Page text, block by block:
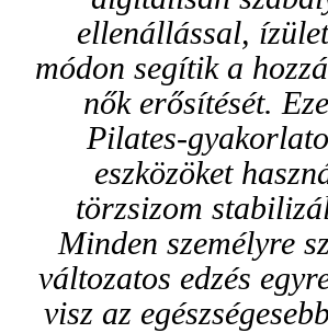
ellenállással,
módon segítik a
nők erősítését.
Pilates-
eszközöket
törzsizom
Minden személyre
változatos edzés
visz az